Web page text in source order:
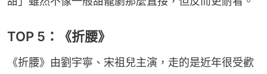
TOP 5：《折腰》
《折腰》由劉宇寧、宋祖兒主演，走的是近年很受歡